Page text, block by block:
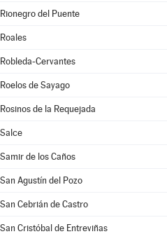
Rionegro del Puente
Roales
Robleda-Cervantes
Roelos de Sayago
Rosinos de la Requejada
Salce
Samir de los Caños
San Agustín del Pozo
San Cebrián de Castro
San Cristóbal de Entreviñas